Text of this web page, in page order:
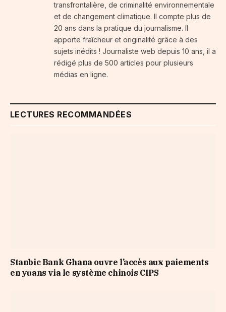
transfrontalière, de criminalité environnementale
et de changement climatique. Il compte plus de
20 ans dans la pratique du journalisme. Il
apporte fraîcheur et originalité grâce à des
sujets inédits ! Journaliste web depuis 10 ans, il a
rédigé plus de 500 articles pour plusieurs
médias en ligne.
LECTURES RECOMMANDÉES
Stanbic Bank Ghana ouvre l’accès aux paiements
en yuans via le système chinois CIPS